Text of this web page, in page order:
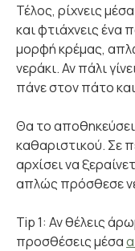
Τέλος, ρίχνεις
και φτιάχνεις ένα
μορφή κρέμας,
νεράκι. Αν πάλι
πάνε στον πάτο
Θα το
καθαριστικού. Σε
αρχίσει να
απλώς πρόσθεσε
Tip 1: Αν θέλεις
προσθέσεις μέσα